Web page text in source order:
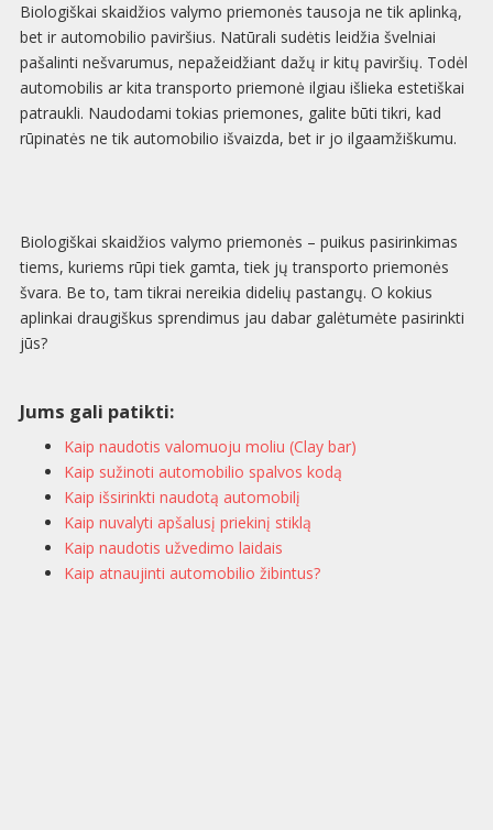
Biologiškai skaidžios valymo priemonės tausoja ne tik aplinką,
bet ir automobilio paviršius. Natūrali sudėtis leidžia švelniai
pašalinti nešvarumus, nepažeidžiant dažų ir kitų paviršių. Todėl
automobilis ar kita transporto priemonė ilgiau išlieka estetiškai
patraukli. Naudodami tokias priemones, galite būti tikri, kad
rūpinatės ne tik automobilio išvaizda, bet ir jo ilgaamžiškumu.
Biologiškai skaidžios valymo priemonės – puikus pasirinkimas
tiems, kuriems rūpi tiek gamta, tiek jų transporto priemonės
švara. Be to, tam tikrai nereikia didelių pastangų. O kokius
aplinkai draugiškus sprendimus jau dabar galėtumėte pasirinkti
jūs?
Jums gali patikti:
Kaip naudotis valomuoju moliu (Clay bar)
Kaip sužinoti automobilio spalvos kodą
Kaip išsirinkti naudotą automobilį
Kaip nuvalyti apšalusį priekinį stiklą
Kaip naudotis užvedimo laidais
Kaip atnaujinti automobilio žibintus?